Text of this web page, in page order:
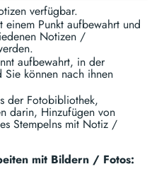
verfügbar.
Punkt aufbewahrt und
Notizen /
aufbewahrt, in der
Sie können nach ihnen
der Fotobibliothek,
darin, Hinzufügen von
Stempelns mit Notiz /
mit Bildern / Fotos: